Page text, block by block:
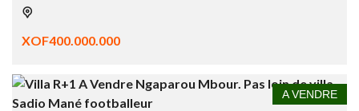
XOF400.000.000
A VENDRE